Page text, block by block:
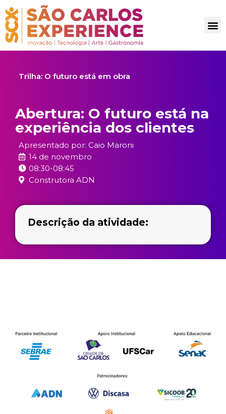
Trilha: O futuro está em obra
Abertura: O futuro está na
experiência dos clientes
Apresentado por: Caio Maroni
14 de novembro
08:30-08:45
Construtora ADN
Descrição da atividade: